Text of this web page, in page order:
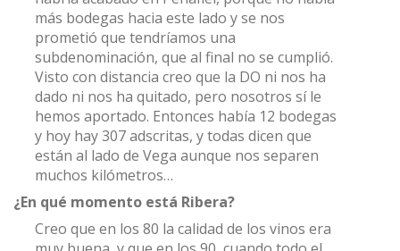
más bodegas hacia este lado y se nos
prometió que tendríamos una
subdenominación, que al final no se cumplió.
Visto con distancia creo que la DO ni nos ha
dado ni nos ha quitado, pero nosotros sí le
hemos aportado. Entonces había 12 bodegas
y hoy hay 307 adscritas, y todas dicen que
están al lado de Vega aunque nos separen
muchos kilómetros…
¿En qué momento está Ribera?
Creo que en los 80 la calidad de los vinos era